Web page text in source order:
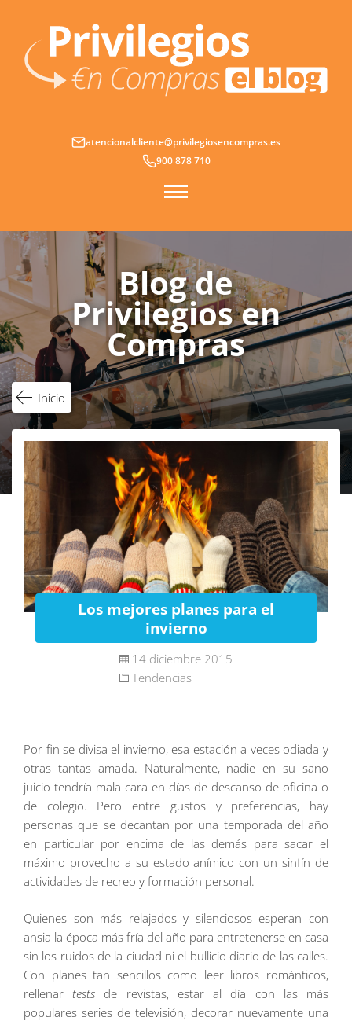
contenido
atencionalcliente@privilegiosencompras.es
900 878 710
Blog de
Privilegios en
Compras
Inicio
Los mejores planes para el
invierno
14 diciembre 2015
Tendencias
Por fin se divisa el invierno, esa estación a veces odiada y
otras tantas amada. Naturalmente, nadie en su sano
juicio tendría mala cara en días de descanso de oficina o
de colegio. Pero entre gustos y preferencias, hay
personas que se decantan por una temporada del año
en particular por encima de las demás para sacar el
máximo provecho a su estado anímico con un sinfín de
actividades de recreo y formación personal.
Quienes son más relajados y silenciosos esperan con
ansia la época más fría del año para entretenerse en casa
sin los ruidos de la ciudad ni el bullicio diario de las calles.
Con planes tan sencillos como leer libros románticos,
rellenartests de revistas, estar al día con las más
populares series de televisión, decorar nuevamente una